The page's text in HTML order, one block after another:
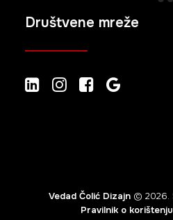
Društvene mreže
Vedad Čolić Dizajn© 2026.
Pravilnik o